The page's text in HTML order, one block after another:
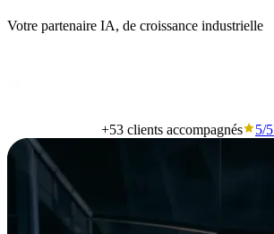
Votre partenaire IA, de croissance industrielle
+53 clients accompagnés 5/5